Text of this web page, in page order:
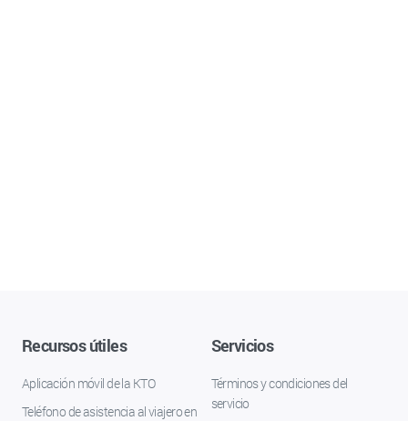
Recursos útiles
Aplicación móvil de la KTO
Teléfono de asistencia al viajero en
Servicios
Términos y condiciones del
servicio